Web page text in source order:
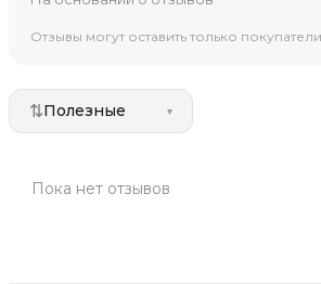
Отзывы могут оставить только покупатели
⇅Полезные ▾
Пока нет отзывов